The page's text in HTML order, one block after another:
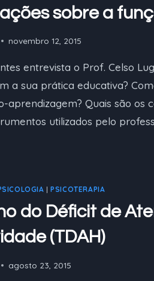
sobre a
novembro 12, 2015
entrevista o Prof. Celso
a sua prática educativa?
aprendizagem? Quais são os
utilizados pelo
|PSICOTERAPIA
do Déficit de
(TDAH)
agosto 23, 2015